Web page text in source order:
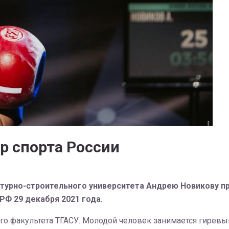
спорта России
строительного университета Андрею Новикову
29 декабря 2021 года.
факультета ТГАСУ. Молодой человек занимается